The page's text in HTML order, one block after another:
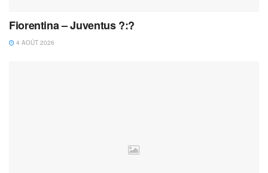
Fiorentina – Juventus ?:?
4 AOÛT 2026